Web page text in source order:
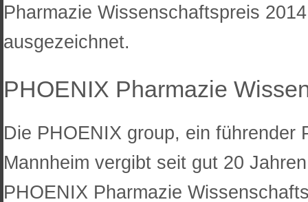
Pharmazie Wissenschaftspreis
ausgezeichnet.
PHOENIX Pharmazie
Die PHOENIX group, ein führender
Mannheim vergibt seit gut 20
PHOENIX Pharmazie